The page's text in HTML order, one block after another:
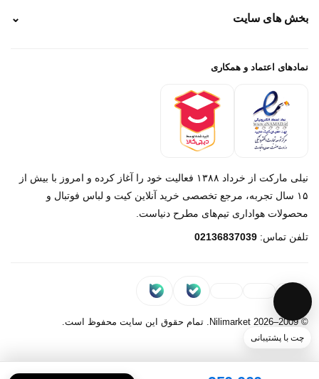
راهنمای سفارش
رهگیری تیپاکس
خرید لباس جدید بارسلونا 2025/2026
بخش های سایت ⌄
پرداخت باز
تماس با ما
نمادهای اعتماد و همکاری
نیلی مارکت از خرداد ۱۳۸۸ فعالیت خود را آغاز کرده و امروز با بیش از
۱۵ سال تجربه، مرجع تخصصی خرید آنلاین کیت و لباس فوتبال و
محصولات هواداری تیم‌های مطرح دنیاست.
تلفن تماس: 02136837039
© 2009–2026 Nilimarket. تمام حقوق این سایت محفوظ است.
چت با پشتیبانی
پشتیبانی روبیکا‌
پشتیبانی بله